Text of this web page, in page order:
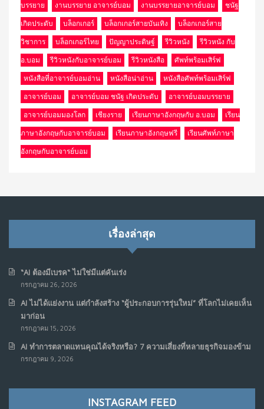
บรรยาย งานบรรยาย อาจารย์บอม งานบรรยายอาจารย์บอม ชนัฐ
เกิดประดับ บล็อกเกอร์ บล็อกเกอร์สายบันเทิง บล็อกเกอร์สาย
วิชาการ บล็อกเกอร์ไทย ปัญญาประดิษฐ์ รีวิวหนัง รีวิวหนัง กับ
อ.บอม รีวิวหนังกับอาจารย์บอม รีวิวหนังสือ ศัพท์พร้อมเสิร์ฟ
หนังสือที่อาจารย์บอมอ่าน หนังสือน่าอ่าน หนังสือศัพท์พร้อมเสิร์ฟ
อาจารย์บอม อาจารย์บอม ชนัฐ เกิดประดับ อาจารย์บอมบรรยาย
อาจารย์บอมมองโลก เชียงราย เรียนภาษาอังกฤษกับ อ.บอม เรียน
ภาษาอังกฤษกับอาจารย์บอม เรียนภาษาอังกฤษฟรี เรียนศัพท์ภาษา
อังกฤษกับอาจารย์บอม
เรื่องล่าสุด
“AI ต้องมีเบรค“ ไม่ใช่มีแต่คันเร่ง
กรกฎาคม 26, 2026
AI ไม่ได้แย่งงาน แต่กำลังสร้าง “ผู้ประกอบการรุ่นใหม่” ที่โลกไม่เคยเห็น
มาก่อน
กรกฎาคม 15, 2026
AI ทำการตลาดแทนคุณได้จริงหรือ? 7 ความเสี่ยงที่หลายธุรกิจมองข้าม
กรกฎาคม 9, 2026
INSTAGRAM FEED